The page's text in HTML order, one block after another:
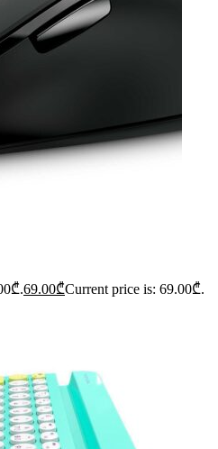
69.00₾Current price is: 69.00₾.